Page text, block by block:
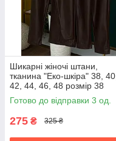
Шикарні жіночі штани,
тканина "Еко-шкіра" 38, 40,
42, 44, 46, 48 розмір 38
Готово до відправки 3 од.
275 ₴ 325 ₴